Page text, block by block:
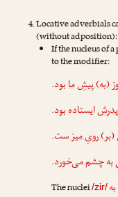
Locative adverbials
(without adposition):
If the nucleus of
to the modifier:
(به) پیشِ مابود.
ایستاده بود.
(بر) رویِ میز‌ست.
چشم می‌خورد.
The nuclei/zir/